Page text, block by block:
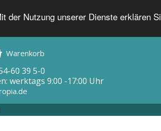
der Nutzung unserer Dienste erklären
Warenkorb
60 39 5-0
werktags 9:00 -17:00 Uhr